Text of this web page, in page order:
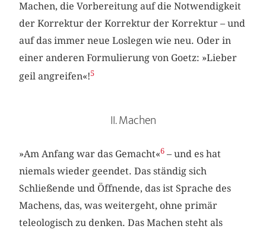
Machen, die Vorbereitung auf die Notwendigkeit
der Korrektur der Korrektur der Korrektur – und
auf das immer neue Loslegen wie neu. Oder in
einer anderen Formulierung von Goetz: »Lieber
geil angreifen«!5
II. Machen
»Am Anfang war das Gemacht«6 – und es hat
niemals wieder geendet. Das ständig sich
Schließende und Öffnende, das ist Sprache des
Machens, das, was weitergeht, ohne primär
teleologisch zu denken. Das Machen steht als